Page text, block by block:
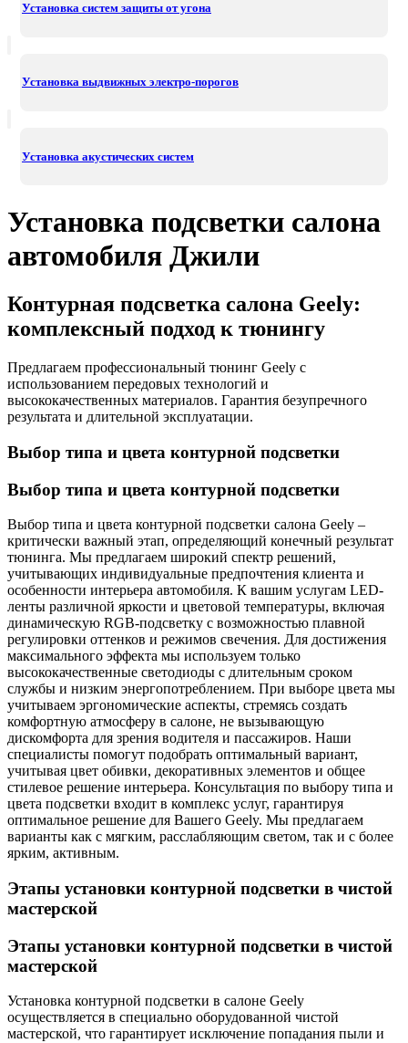
Установка систем защиты от угона
Установка выдвижных электро-порогов
Установка акустических систем
Установка подсветки салона
автомобиля Джили
Контурная подсветка салона Geely:
комплексный подход к тюнингу
Предлагаем профессиональный тюнинг Geely с
использованием передовых технологий и
высококачественных материалов. Гарантия безупречного
результата и длительной эксплуатации.
Выбор типа и цвета контурной подсветки
Выбор типа и цвета контурной подсветки
Выбор типа и цвета контурной подсветки салона Geely –
критически важный этап, определяющий конечный результат
тюнинга. Мы предлагаем широкий спектр решений,
учитывающих индивидуальные предпочтения клиента и
особенности интерьера автомобиля. К вашим услугам LED-
ленты различной яркости и цветовой температуры, включая
динамическую RGB-подсветку с возможностью плавной
регулировки оттенков и режимов свечения. Для достижения
максимального эффекта мы используем только
высококачественные светодиоды с длительным сроком
службы и низким энергопотреблением. При выборе цвета мы
учитываем эргономические аспекты, стремясь создать
комфортную атмосферу в салоне, не вызывающую
дискомфорта для зрения водителя и пассажиров. Наши
специалисты помогут подобрать оптимальный вариант,
учитывая цвет обивки, декоративных элементов и общее
стилевое решение интерьера. Консультация по выбору типа и
цвета подсветки входит в комплекс услуг, гарантируя
оптимальное решение для Вашего Geely. Мы предлагаем
варианты как с мягким, расслабляющим светом, так и с более
ярким, активным.
Этапы установки контурной подсветки в чистой
мастерской
Этапы установки контурной подсветки в чистой
мастерской
Установка контурной подсветки в салоне Geely
осуществляется в специально оборудованной чистой
мастерской, что гарантирует исключение попадания пыли и